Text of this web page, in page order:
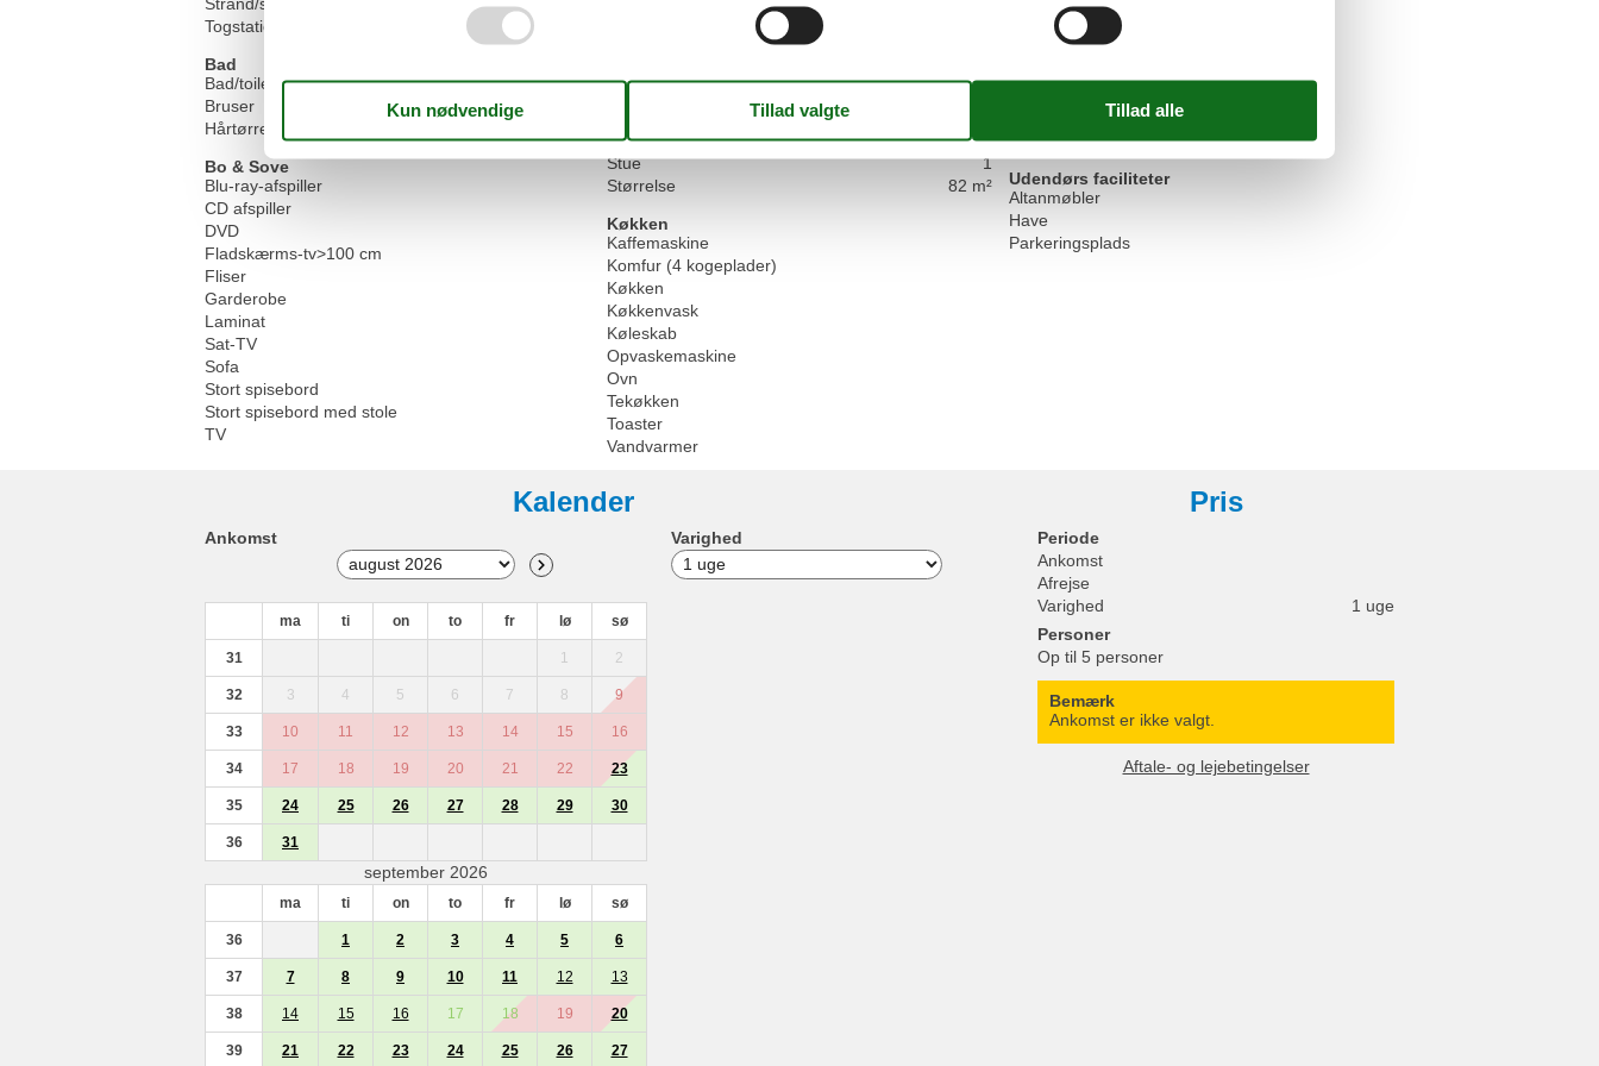
Togstation/busstoppested
Bad
Bad/toilet
Bruser
Hårtørrer
Bo & Sove
Blu-ray-afspiller
CD afspiller
DVD
Fladskærms-tv>100 cm
Fliser
Garderobe
Laminat
Sat-TV
Sofa
Stort spisebord
Stort spisebord med stole
TV
WLAN
Køkkener
1
Stue
1
Størrelse
82 m²
Køkken
Kaffemaskine
Komfur (4 kogeplader)
Køkken
Køkkenvask
Køleskab
Opvaskemaskine
Ovn
Tekøkken
Toaster
Vandvarmer
Stue/soveplads
Høj stol
Balkon / Loggia
Gratis parkering
Udendørs faciliteter
Altanmøbler
Have
Parkeringsplads
Kalender
Ankomst
ma ti on to fr lø sø
31 1 2
32 3 4 5 6 7 8 9
33 10 11 12 13 14 15 16
34 17 18 19 20 21 22 23
35 24 25 26 27 28 29 30
36 31
september 2026
ma ti on to fr lø sø
36 1 2 3 4 5 6
37 7 8 9 10 11 12 13
38 14 15 16 17 18 19 20
39 21 22 23 24 25 26 27
Varighed
Pris
Periode
Ankomst
Afrejse
Varighed
1 uge
Personer
Op til 5 personer
Bemærk
Ankomst er ikke valgt.
Aftale- og lejebetingelser